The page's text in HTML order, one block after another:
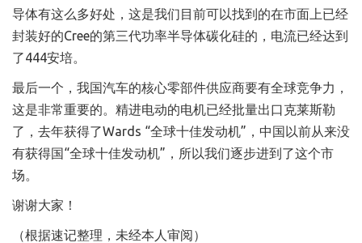
导体有这么多好处，这是我们目前可以找到的在市面上已经
封装好的Cree的第三代功率半导体碳化硅的，电流已经达到
了444安培。
最后一个，我国汽车的核心零部件供应商要有全球竞争力，
这是非常重要的。精进电动的电机已经批量出口克莱斯勒
了，去年获得了Wards “全球十佳发动机”，中国以前从来没
有获得国“全球十佳发动机”，所以我们逐步进到了这个市
场。
谢谢大家！
（根据速记整理，未经本人审阅）